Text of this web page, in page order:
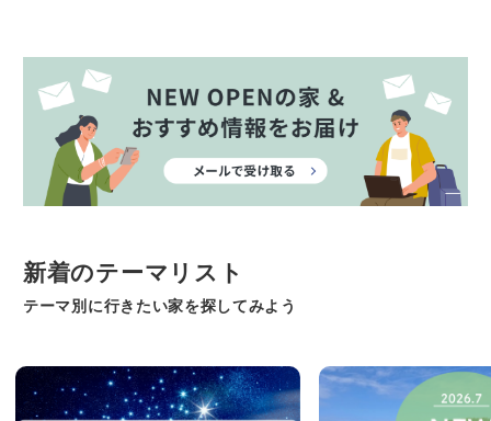
新着のテーマリスト
テーマ別に行きたい家を探してみよう